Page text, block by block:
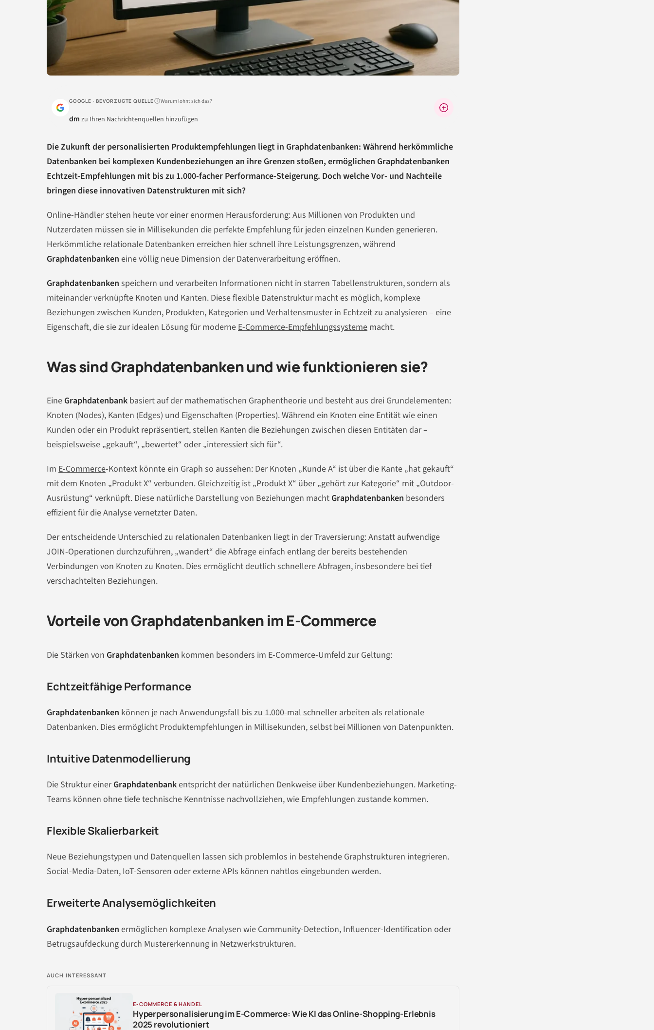
GOOGLE · BEVORZUGTE QUELLE Warum lohnt sich das?
dm zu Ihren Nachrichtenquellen hinzufügen
Die Zukunft der personalisierten Produktempfehlungen liegt in Graphdatenbanken: Während herkömmliche
Datenbanken bei komplexen Kundenbeziehungen an ihre Grenzen stoßen, ermöglichen Graphdatenbanken
Echtzeit-Empfehlungen mit bis zu 1.000-facher Performance-Steigerung. Doch welche Vor- und Nachteile
bringen diese innovativen Datenstrukturen mit sich?
Online-Händler stehen heute vor einer enormen Herausforderung: Aus Millionen von Produkten und
Nutzerdaten müssen sie in Millisekunden die perfekte Empfehlung für jeden einzelnen Kunden generieren.
Herkömmliche relationale Datenbanken erreichen hier schnell ihre Leistungsgrenzen, während
Graphdatenbanken eine völlig neue Dimension der Datenverarbeitung eröffnen.
Graphdatenbanken speichern und verarbeiten Informationen nicht in starren Tabellenstrukturen, sondern als
miteinander verknüpfte Knoten und Kanten. Diese flexible Datenstruktur macht es möglich, komplexe
Beziehungen zwischen Kunden, Produkten, Kategorien und Verhaltensmuster in Echtzeit zu analysieren – eine
Eigenschaft, die sie zur idealen Lösung für moderne E-Commerce-Empfehlungssysteme macht.
Was sind Graphdatenbanken und wie funktionieren sie?
Eine Graphdatenbank basiert auf der mathematischen Graphentheorie und besteht aus drei Grundelementen:
Knoten (Nodes), Kanten (Edges) und Eigenschaften (Properties). Während ein Knoten eine Entität wie einen
Kunden oder ein Produkt repräsentiert, stellen Kanten die Beziehungen zwischen diesen Entitäten dar –
beispielsweise „gekauft“, „bewertet“ oder „interessiert sich für“.
Im E-Commerce-Kontext könnte ein Graph so aussehen: Der Knoten „Kunde A“ ist über die Kante „hat gekauft“
mit dem Knoten „Produkt X“ verbunden. Gleichzeitig ist „Produkt X“ über „gehört zur Kategorie“ mit „Outdoor-
Ausrüstung“ verknüpft. Diese natürliche Darstellung von Beziehungen macht Graphdatenbanken besonders
effizient für die Analyse vernetzter Daten.
Der entscheidende Unterschied zu relationalen Datenbanken liegt in der Traversierung: Anstatt aufwendige
JOIN-Operationen durchzuführen, „wandert“ die Abfrage einfach entlang der bereits bestehenden
Verbindungen von Knoten zu Knoten. Dies ermöglicht deutlich schnellere Abfragen, insbesondere bei tief
verschachtelten Beziehungen.
Vorteile von Graphdatenbanken im E-Commerce
Die Stärken von Graphdatenbanken kommen besonders im E-Commerce-Umfeld zur Geltung:
Echtzeitfähige Performance
Graphdatenbanken können je nach Anwendungsfall bis zu 1.000-mal schnellerarbeiten als relationale
Datenbanken. Dies ermöglicht Produktempfehlungen in Millisekunden, selbst bei Millionen von Datenpunkten.
Intuitive Datenmodellierung
Die Struktur einerGraphdatenbankentspricht der natürlichen Denkweise über Kundenbeziehungen. Marketing-
Teams können ohne tiefe technische Kenntnisse nachvollziehen, wie Empfehlungen zustande kommen.
Flexible Skalierbarkeit
Neue Beziehungstypen und Datenquellen lassen sich problemlos in bestehende Graphstrukturen integrieren.
Social-Media-Daten, IoT-Sensoren oder externe APIs können nahtlos eingebunden werden.
Erweiterte Analysemöglichkeiten
Graphdatenbanken ermöglichen komplexe Analysen wie Community-Detection, Influencer-Identification oder
Betrugsaufdeckung durch Mustererkennung in Netzwerkstrukturen.
AUCH INTERESSANT
E-COMMERCE & HANDEL
Hyperpersonalisierung im E-Commerce: Wie KI das Online-Shopping-Erlebnis
2025 revolutioniert